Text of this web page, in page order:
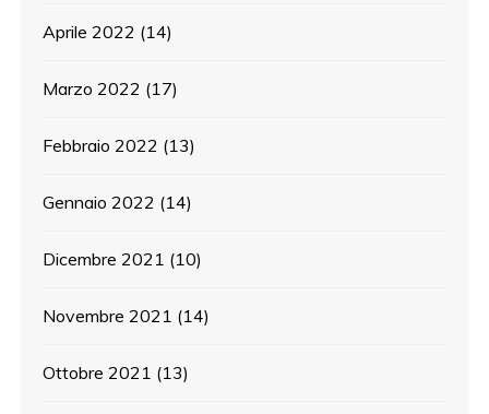
Aprile 2022 (14)
Marzo 2022 (17)
Febbraio 2022 (13)
Gennaio 2022 (14)
Dicembre 2021 (10)
Novembre 2021 (14)
Ottobre 2021 (13)